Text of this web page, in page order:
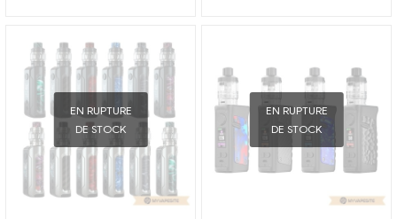
EN RUPTURE
DE STOCK
EN RUPTURE
DE STOCK